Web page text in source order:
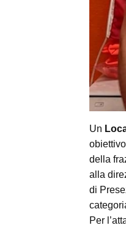
Un
della
alla
di
Per